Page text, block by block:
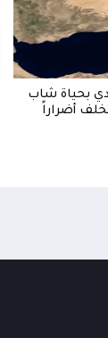
بحياة شاب
أضراراً